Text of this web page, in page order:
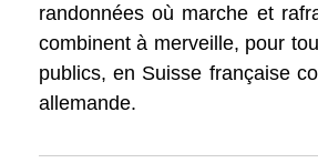
randonnées où marche et
combinent à merveille, pour
publics, en Suisse française
allemande.